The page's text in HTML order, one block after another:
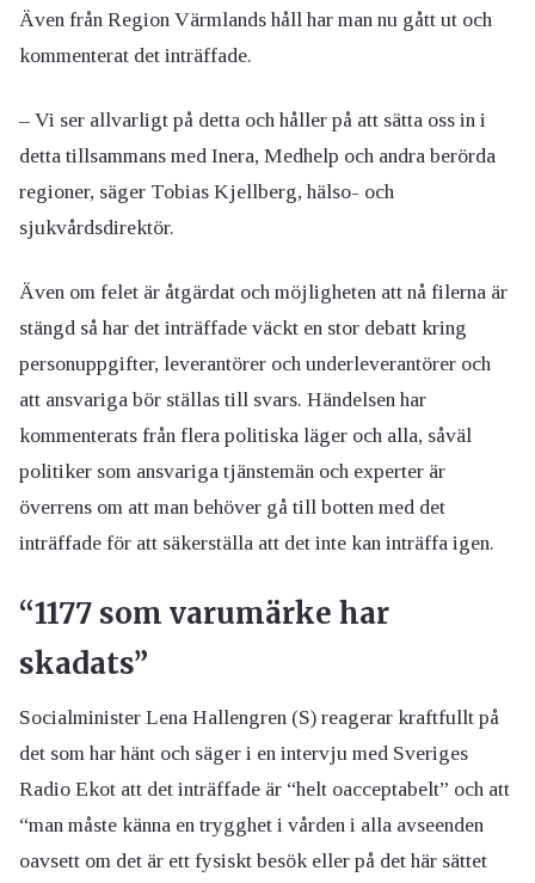
Även från Region Värmlands håll har man nu gått ut och
kommenterat det inträffade.
– Vi ser allvarligt på detta och håller på att sätta oss in i
detta tillsammans med Inera, Medhelp och andra berörda
regioner, säger Tobias Kjellberg, hälso- och
sjukvårdsdirektör.
Även om felet är åtgärdat och möjligheten att nå filerna är
stängd så har det inträffade väckt en stor debatt kring
personuppgifter, leverantörer och underleverantörer och
att ansvariga bör ställas till svars. Händelsen har
kommenterats från flera politiska läger och alla, såväl
politiker som ansvariga tjänstemän och experter är
överrens om att man behöver gå till botten med det
inträffade för att säkerställa att det inte kan inträffa igen.
“1177 som varumärke har
skadats”
Socialminister Lena Hallengren (S) reagerar kraftfullt på
det som har hänt och säger i en intervju med Sveriges
Radio Ekot att det inträffade är “helt oacceptabelt” och att
“man måste känna en trygghet i vården i alla avseenden
oavsett om det är ett fysiskt besök eller på det här sättet